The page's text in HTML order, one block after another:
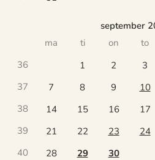
september
ma
ti on to
36
1 2 3
37
7 8 9 10
38
14 15 16 17
39
21 22 23 24
40
28 29
30